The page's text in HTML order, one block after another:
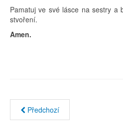
Pamatuj ve své lásce na sestry a
stvoření.
Amen.
Předchozí